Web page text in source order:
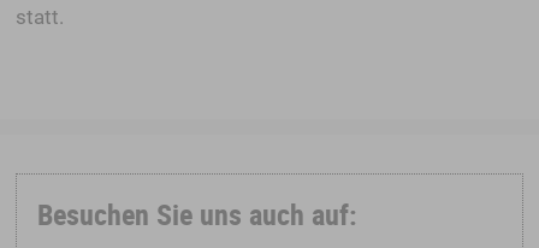
statt.
Besuchen Sie uns auch auf: